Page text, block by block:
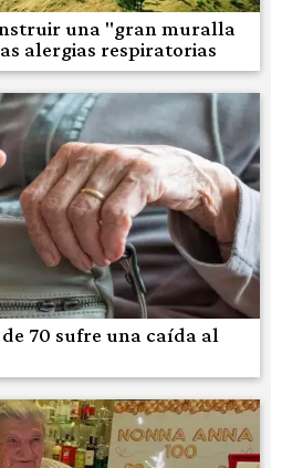
una "gran muralla
alergias respiratorias
de 70 sufre una caída al